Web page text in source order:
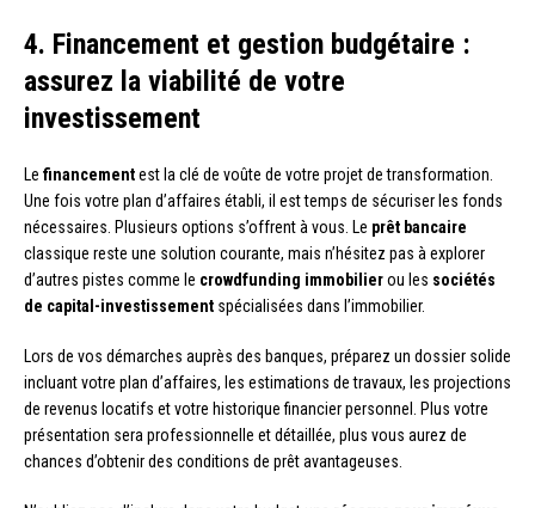
4. Financement et gestion budgétaire :
assurez la viabilité de votre
investissement
Le financementest la clé de voûte de votre projet de transformation.
Une fois votre plan d’affaires établi, il est temps de sécuriser les fonds
nécessaires. Plusieurs options s’offrent à vous. Le prêt bancaire
classique reste une solution courante, mais n’hésitez pas à explorer
d’autres pistes comme le crowdfunding immobilierou les sociétés
de capital-investissement spécialisées dans l’immobilier.
Lors de vos démarches auprès des banques, préparez un dossier solide
incluant votre plan d’affaires, les estimations de travaux, les projections
de revenus locatifs et votre historique financier personnel. Plus votre
présentation sera professionnelle et détaillée, plus vous aurez de
chances d’obtenir des conditions de prêt avantageuses.